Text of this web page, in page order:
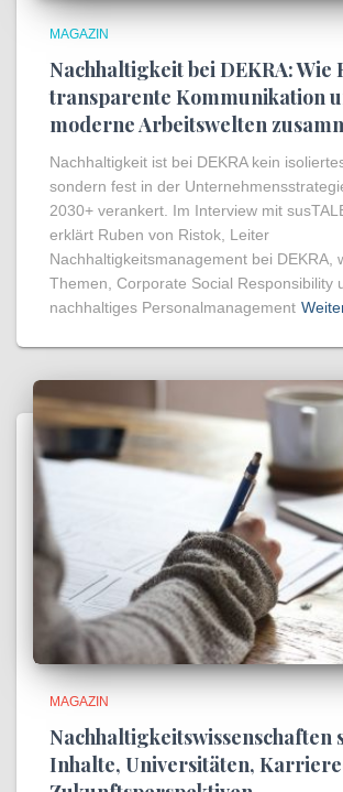
MAGAZIN
Nachhaltigkeit bei DEKRA: Wie
transparente Kommunikation
moderne Arbeitswelten
Nachhaltigkeit ist bei DEKRA kein
sondern fest in der
2030+ verankert. Im Interview mit
erklärt Ruben von Ristok, Leiter
Nachhaltigkeitsmanagement bei DEKRA,
Themen, Corporate Social Responsibility
nachhaltiges Personalmanagement
MAGAZIN
Nachhaltigkeitswissenschaften
Inhalte, Universitäten,